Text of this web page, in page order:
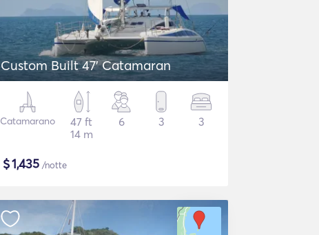
Custom Built 47' Catamaran
Catamarano
47 ft
14 m
6 3 3
$1,435 /notte